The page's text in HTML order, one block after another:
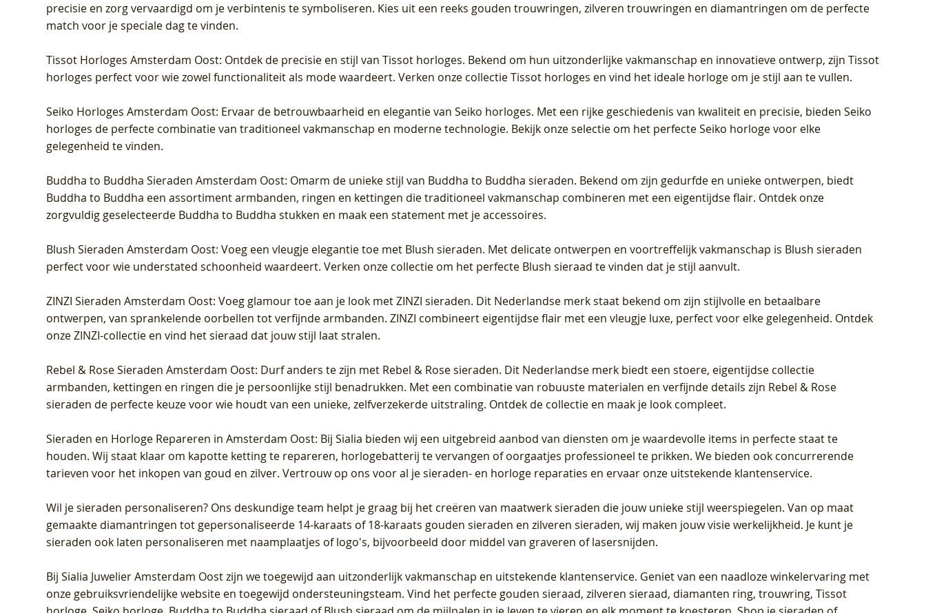
precisie en zorg vervaardigd om je verbintenis te symboliseren. Kies uit een reeks gouden trouwringen, zilveren trouwringen en diamantringen om de perfecte
match voor je speciale dag te vinden.
Tissot Horloges Amsterdam Oost: Ontdek de precisie en stijl van Tissot horloges. Bekend om hun uitzonderlijke vakmanschap en innovatieve ontwerp, zijn Tissot
horloges perfect voor wie zowel functionaliteit als mode waardeert. Verken onze collectie Tissot horloges en vind het ideale horloge om je stijl aan te vullen.
Seiko Horloges Amsterdam Oost: Ervaar de betrouwbaarheid en elegantie van Seiko horloges. Met een rijke geschiedenis van kwaliteit en precisie, bieden Seiko
horloges de perfecte combinatie van traditioneel vakmanschap en moderne technologie. Bekijk onze selectie om het perfecte Seiko horloge voor elke
gelegenheid te vinden.
Buddha to Buddha Sieraden Amsterdam Oost: Omarm de unieke stijl van Buddha to Buddha sieraden. Bekend om zijn gedurfde en unieke ontwerpen, biedt
Buddha to Buddha een assortiment armbanden, ringen en kettingen die traditioneel vakmanschap combineren met een eigentijdse flair. Ontdek onze
zorgvuldig geselecteerde Buddha to Buddha stukken en maak een statement met je accessoires.
Blush Sieraden Amsterdam Oost: Voeg een vleugje elegantie toe met Blush sieraden. Met delicate ontwerpen en voortreffelijk vakmanschap is Blush sieraden
perfect voor wie understated schoonheid waardeert. Verken onze collectie om het perfecte Blush sieraad te vinden dat je stijl aanvult.
ZINZI Sieraden Amsterdam Oost: Voeg glamour toe aan je look met ZINZI sieraden. Dit Nederlandse merk staat bekend om zijn stijlvolle en betaalbare
ontwerpen, van sprankelende oorbellen tot verfijnde armbanden. ZINZI combineert eigentijdse flair met een vleugje luxe, perfect voor elke gelegenheid. Ontdek
onze ZINZI-collectie en vind het sieraad dat jouw stijl laat stralen.
Rebel & Rose Sieraden Amsterdam Oost: Durf anders te zijn met Rebel & Rose sieraden. Dit Nederlandse merk biedt een stoere, eigentijdse collectie
armbanden, kettingen en ringen die je persoonlijke stijl benadrukken. Met een combinatie van robuuste materialen en verfijnde details zijn Rebel & Rose
sieraden de perfecte keuze voor wie houdt van een unieke, zelfverzekerde uitstraling. Ontdek de collectie en maak je look compleet.
Sieraden en Horloge Repareren in Amsterdam Oost: Bij Sialia bieden wij een uitgebreid aanbod van diensten om je waardevolle items in perfecte staat te
houden. Wij staat klaar om kapotte ketting te repareren, horlogebatterij te vervangen of oorgaatjes professioneel te prikken. We bieden ook concurrerende
tarieven voor het inkopen van goud en zilver. Vertrouw op ons voor al je sieraden- en horloge reparaties en ervaar onze uitstekende klantenservice.
Wil je sieraden personaliseren? Ons deskundige team helpt je graag bij het creëren van maatwerk sieraden die jouw unieke stijl weerspiegelen. Van op maat
gemaakte diamantringen tot gepersonaliseerde 14-karaats of 18-karaats gouden sieraden en zilveren sieraden, wij maken jouw visie werkelijkheid. Je kunt je
sieraden ook laten personaliseren met naamplaatjes of logo's, bijvoorbeeld door middel van graveren of lasersnijden.
BijSialia Juwelier Amsterdam Oostzijn we toegewijd aan uitzonderlijk vakmanschap en uitstekende klantenservice. Geniet van een naadloze winkelervaring met
onze gebruiksvriendelijke website en toegewijd ondersteuningsteam. Vind het perfecte gouden sieraad, zilveren sieraad, diamanten ring, trouwring, Tissot